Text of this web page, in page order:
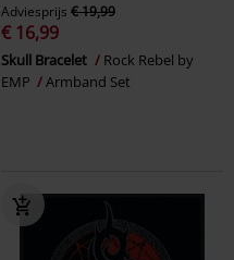
Adviesprijs € 19,99
€ 16,99
Skull Bracelet
Rock Rebel by
EMP
Armband Set